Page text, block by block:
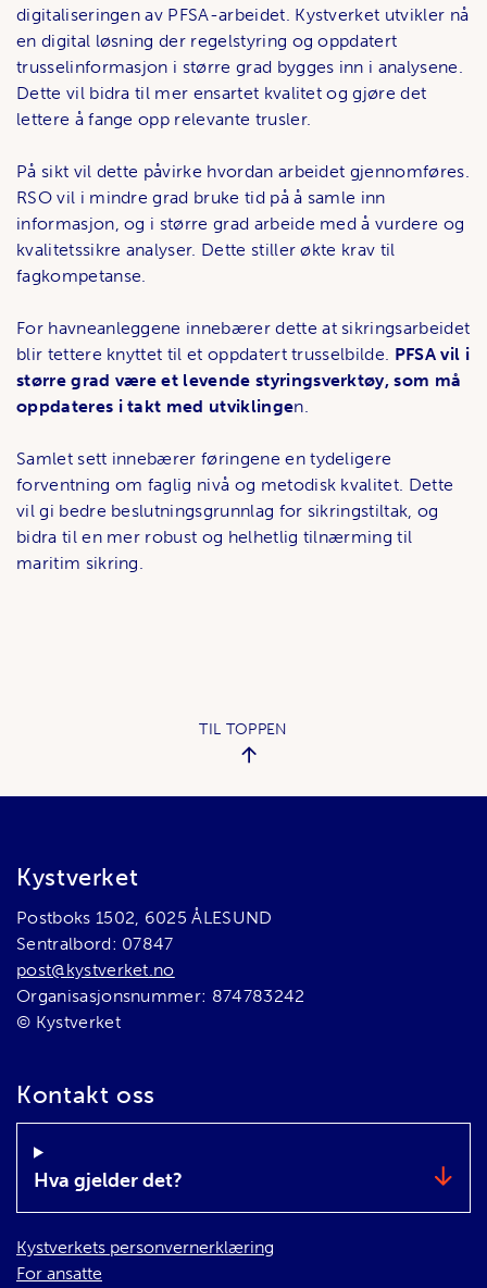
digitaliseringen av PFSA-arbeidet. Kystverket utvikler nå
en digital løsning der regelstyring og oppdatert
trusselinformasjon i større grad bygges inn i analysene.
Dette vil bidra til mer ensartet kvalitet og gjøre det
lettere å fange opp relevante trusler.
På sikt vil dette påvirke hvordan arbeidet gjennomføres.
RSO vil i mindre grad bruke tid på å samle inn
informasjon, og i større grad arbeide med å vurdere og
kvalitetssikre analyser. Dette stiller økte krav til
fagkompetanse.
For havneanleggene innebærer dette at sikringsarbeidet
blir tettere knyttet til et oppdatert trusselbilde. PFSA vil i
større grad være et levende styringsverktøy, som må
oppdateres i takt med utviklingen.
Samlet sett innebærer føringene en tydeligere
forventning om faglig nivå og metodisk kvalitet. Dette
vil gi bedre beslutningsgrunnlag for sikringstiltak, og
bidra til en mer robust og helhetlig tilnærming til
maritim sikring.
TIL TOPPEN
Bunnområde
Kystverket
Postboks 1502, 6025 ÅLESUND
Sentralbord: 07847
post@kystverket.no
Organisasjonsnummer: 874783242
© Kystverket
Kontakt oss
Hva gjelder det?
Kystverkets personvernerklæring
For ansatte